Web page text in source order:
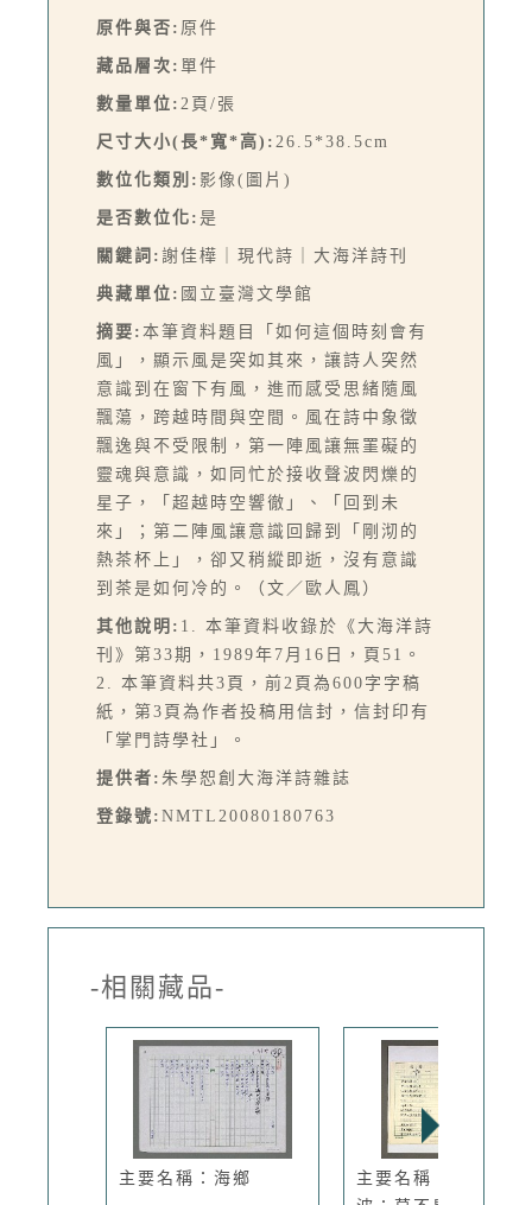
原件與否: 原件
藏品層次: 單件
數量單位: 2頁/張
尺寸大小(長*寬*高): 26.5*38.5cm
數位化類別: 影像(圖片)
是否數位化: 是
關鍵詞: 謝佳樺｜現代詩｜大海洋詩刊
典藏單位: 國立臺灣文學館
摘要: 本筆資料題目「如何這個時刻會有
風」，顯示風是突如其來，讓詩人突然
意識到在窗下有風，進而感受思緒隨風
飄蕩，跨越時間與空間。風在詩中象徵
飄逸與不受限制，第一陣風讓無罣礙的
靈魂與意識，如同忙於接收聲波閃爍的
星子，「超越時空響徹」、「回到未
來」；第二陣風讓意識回歸到「剛沏的
熱茶杯上」，卻又稍縱即逝，沒有意識
到茶是如何冷的。（文／歐人鳳）
其他說明: 1. 本筆資料收錄於《大海洋詩
刊》第33期，1989年7月16日，頁51。
2. 本筆資料共3頁，前2頁為600字字稿
紙，第3頁為作者投稿用信封，信封印有
「掌門詩學社」。
提供者: 朱學恕創大海洋詩雜誌
登錄號: NMTL20080180763
-相關藏品-
主要名稱：海鄉
主要名稱：宏願；微